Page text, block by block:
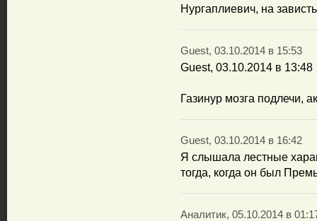
Нургаплиевич, на
Guest, 03.10.2014 в 15:53
Guest, 03.10.2014 в 13:48
Газинур мозга подлечи,
Guest, 03.10.2014 в 16:42
Я слышала лестные
тогда, когда он был
Аналитик, 05.10.2014 в